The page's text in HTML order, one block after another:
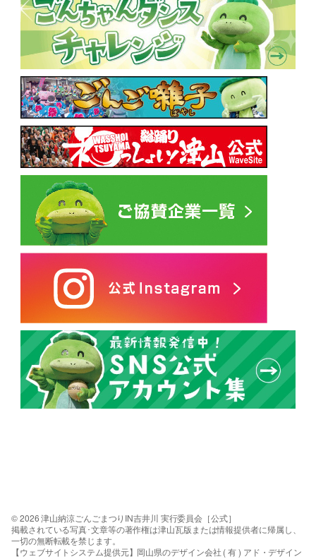
© 2026 津山納涼ごんごまつりIN吉井川 実行委員会［公式］
掲載されている写真･文章等の著作権は津山瓦版または情報提供者に帰属し、
一切の無断転載を禁じます。
【ウェブサイトシステム提供元】岡山県のデザイン会社 ( 有 ) アド・デザイン